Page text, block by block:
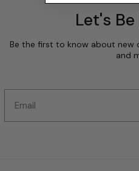
Let's
Be the first to know about new
and